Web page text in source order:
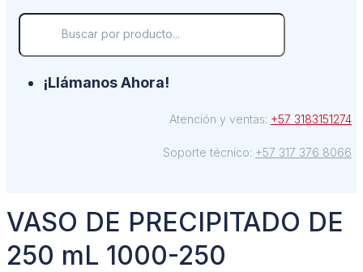
¡Llámanos Ahora!
Atención y ventas: +57 3183151274
Soporte técnico: +57 317 376 8066
VASO DE PRECIPITADO DE
250 mL 1000-250